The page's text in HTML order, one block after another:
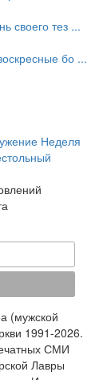
своего тез ...
бо ...
Неделя
(мужской
1991-2026.
СМИ
Лавры